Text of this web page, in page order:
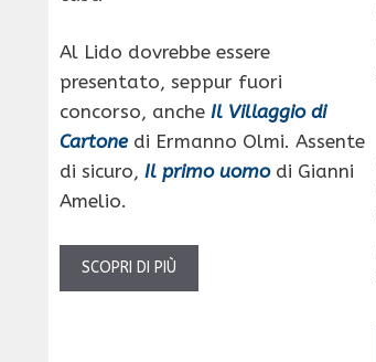
Al Lido dovrebbe essere
presentato, seppur fuori
concorso, anche Il Villaggio di
Cartonedi Ermanno Olmi. Assente
di sicuro, Il primo uomodi Gianni
Amelio.
SCOPRI DI PIÙ